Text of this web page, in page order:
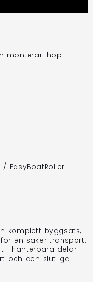
monterar ihop
EasyBoatRoller
komplett byggsats,
en säker transport.
i hanterbara delar,
och den slutliga